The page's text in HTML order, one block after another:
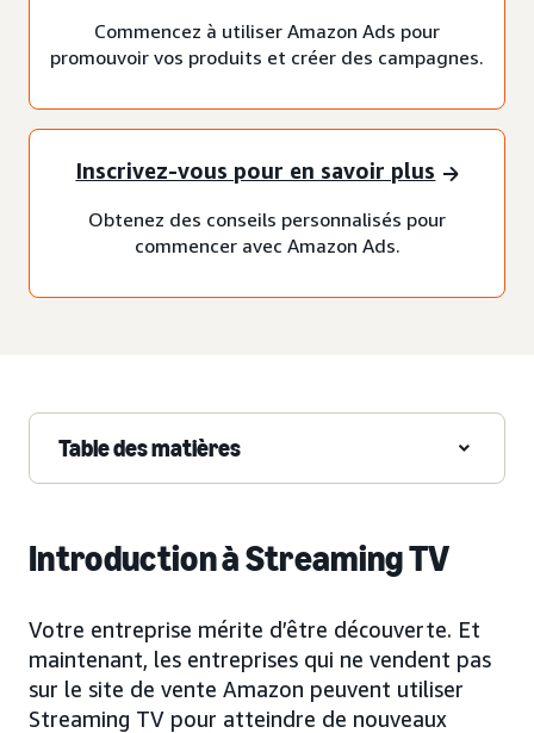
Commencez à utiliser Amazon Ads pour
promouvoir vos produits et créer des campagnes.
Inscrivez-vous pour en savoir plus
Obtenez des conseils personnalisés pour
commencer avec Amazon Ads.
Table des matières
Introduction à Streaming TV
Votre entreprise mérite d’être découverte. Et
maintenant, les entreprises qui ne vendent pas
sur le site de vente Amazon peuvent utiliser
Streaming TV pour atteindre de nouveaux